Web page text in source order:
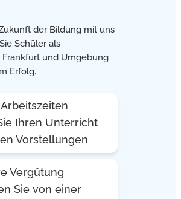
der Bildung mit uns
Schüler als
und Umgebung
Erfolg.
Ihren Unterricht
Vorstellungen
Vergütung
Sie von einer